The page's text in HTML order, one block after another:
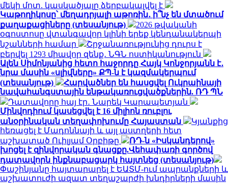
մեկի մոտ. կասկածյալը ձերբակալվել է
Կաթողիկոսը՝ մեղադրյալի աթոռին․ ի՞նչ են մտածում
քաղաքացիները (տեսանյութ)
2026 թվականի
օգոստոսը վտանգավոր կլինի երեք կենդանակերպի
նշանների համար
Շրջանառությունից դուրս է
բերվել 1293 միավոր զենք․ ՆԳՆ ոստիկանություն
Ալեն Սիմոնյանից հետո հաջորդը Հայկ Կոնջորյանն է․
նրա մասին «սլիվները» ՔՊ-ն է կազմակերպում
(տեսանյութ)
Հարվածներ են հասցվել Ուկրաինայի
նավահանգստային ենթակառուցվածքներին. ՌԴ ՊՆ
Դատավորը հայ էր․ Նարեկ Կարապետյան
Մինվոդիում կասեցվել է 16 միլիոն ռուբլու
անօրինական տեղափոխումը Հայաստան
Կյանքից
հեռացել է Մադոննայի և այլ աստղերի հետ
աշխատած Ուիլյամ Օրբիթը
ՌԴ-ն «Իսկանդերով»
խոցել է զինվորական գնացքը.Վեհափառի գործով
դատավորն ինքնաբացարկ հայտնեց (տեսանյութ)
Փաշինյանը հայտարարել է ԵԱՏՄ-ում ապրանքների և
աշխատուժի ազատ տեղաշարժի խնդիրների մասին